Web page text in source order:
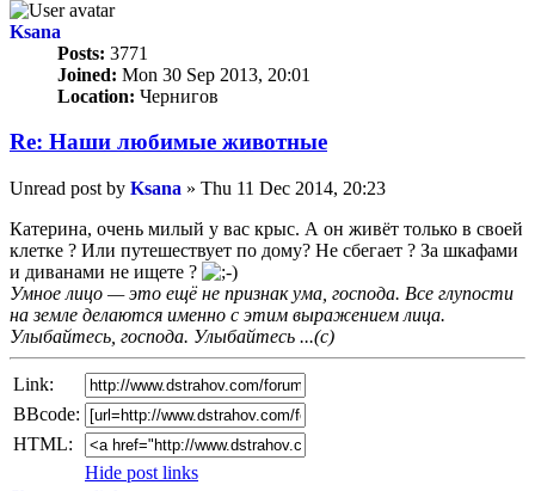
Ksana
Posts: 3771
Joined: Mon 30 Sep 2013, 20:01
Location: Чернигов
Re: Наши любимые животные
Unread post by Ksana » Thu 11 Dec 2014, 20:23
Катерина, очень милый у вас крыс. А он живёт только в своей
клетке ? Или путешествует по дому? Не сбегает ? За шкафами
и диванами не ищете ?
Умное лицо — это ещё не признак ума, господа. Все глупости
на земле делаются именно с этим выражением лица.
Улыбайтесь, господа. Улыбайтесь ...(с)
Link:
BBcode:
HTML:
Hide post links